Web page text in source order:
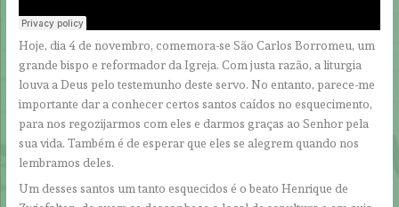
Hoje, dia 4 de novembro, comemora-se São Carlos Borromeu, um
grande bispo e reformador da Igreja. Com justa razão, a liturgia
louva a Deus pelo testemunho deste servo. No entanto, parece-me
importante dar a conhecer certos santos caídos no esquecimento,
para nos regozijarmos com eles e darmos graças ao Senhor pela
sua vida. Também é de esperar que eles se alegrem quando nos
lembramos deles.
Um desses santos um tanto esquecidos é o beato Henrique de